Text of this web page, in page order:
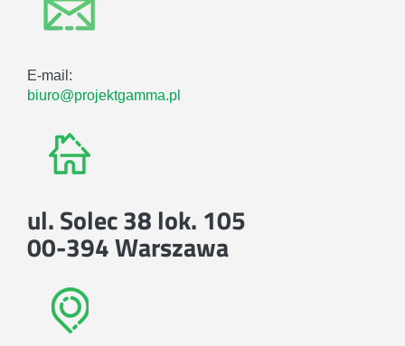
E-mail:
biuro@projektgamma.pl
ul. Solec 38 lok. 105
00-394 Warszawa